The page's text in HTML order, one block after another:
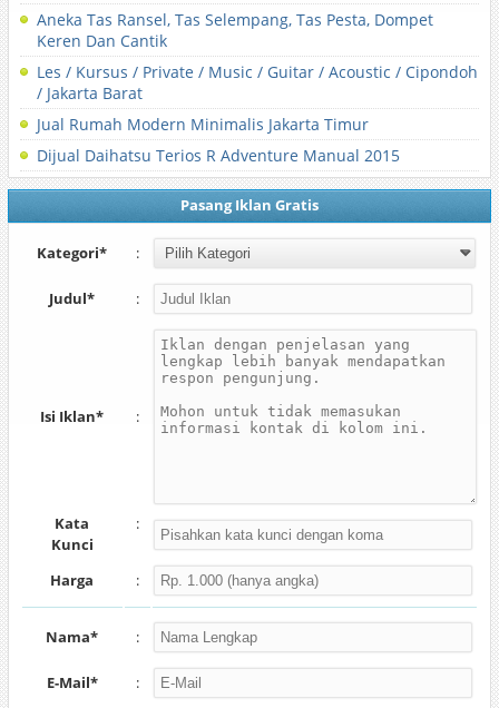
Aneka Tas Ransel, Tas Selempang, Tas Pesta, Dompet
Keren Dan Cantik
Les / Kursus / Private / Music / Guitar / Acoustic / Cipondoh
/ Jakarta Barat
Jual Rumah Modern Minimalis Jakarta Timur
Dijual Daihatsu Terios R Adventure Manual 2015
Pasang Iklan Gratis
Kategori* :
Judul* :
Isi Iklan* :
Kata
Kunci
:
Harga :
Nama* :
E-Mail* :